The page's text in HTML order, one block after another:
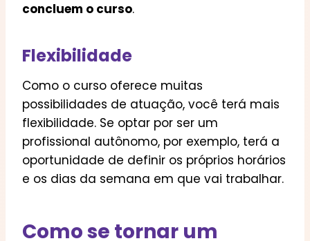
concluem o curso.
Flexibilidade
Como o curso oferece muitas
possibilidades de atuação, você terá mais
flexibilidade. Se optar por ser um
profissional autônomo, por exemplo, terá a
oportunidade de definir os próprios horários
e os dias da semana em que vai trabalhar.
Como se tornar um